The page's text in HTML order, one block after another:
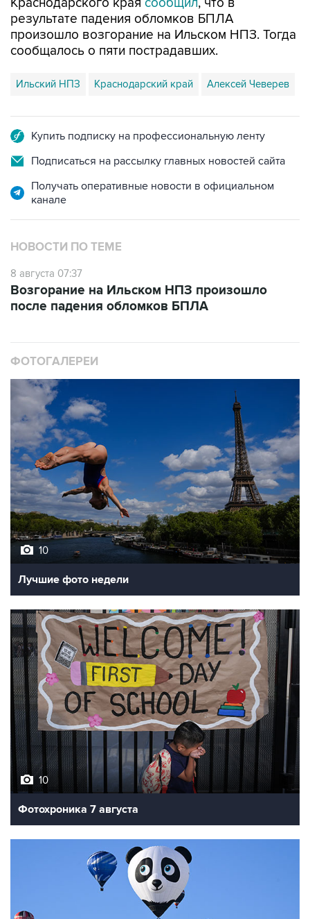
произошло возгорание на Ильском НПЗ. Тогда
сообщалось о пяти пострадавших.
Ильский НПЗ Краснодарский край Алексей Чеверев
Подписаться на рассылку главных новостей сайта
Получать оперативные новости в официальном
НОВОСТИ ПО ТЕМЕ
8 августа 07:37
после падения обломков БПЛА
10
Лучшие фото недели
10
Фотохроника 7 августа